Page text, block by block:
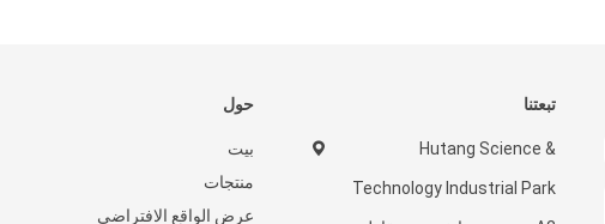
حول
بيت
منتجات
عرض الواقع الافتراضي
تبعتنا
Hutang Science &
Technology Industrial Park